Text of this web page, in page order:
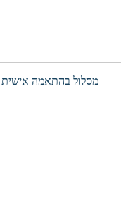
מסלול בהתאמה אישית